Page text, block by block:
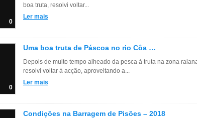
0
boa truta, resolvi voltar...
Ler mais
0
Uma boa truta de Páscoa no rio Côa …
Depois de muito tempo alheado da pesca à truta na zona
resolvi voltar à acção, aproveitando a...
Ler mais
Condições na Barragem de Pisões – 2018